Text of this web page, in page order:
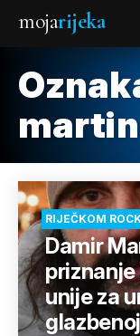
mojarijeka
RIJEČKOM
Damir
unije za